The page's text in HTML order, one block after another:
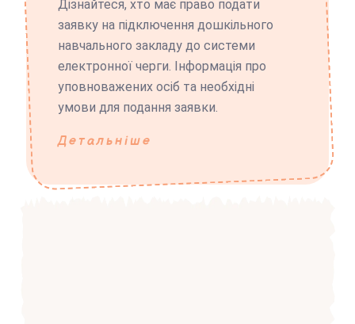
Дізнайтеся, хто має право подати
заявку на підключення дошкільного
навчального закладу до системи
електронної черги. Інформація про
уповноважених осіб та необхідні
умови для подання заявки.
Детальніше